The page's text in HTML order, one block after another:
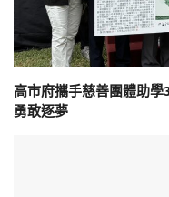
高市府攜手慈善團體助
勇敢逐夢